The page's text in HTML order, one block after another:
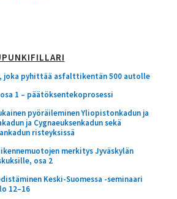
joka pyhittää asfalttikentän 500 autolle
1 – päätöksentekoprosessi
pyöräileminen Yliopistonkadun ja
ja Cygnaeuksenkadun sekä
risteyksissä
merkitys Jyväskylän
osa 2
Keski-Suomessa -seminaari
12–16